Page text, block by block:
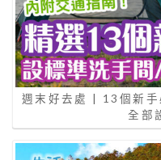
週末好去處 | 13個新手
全部